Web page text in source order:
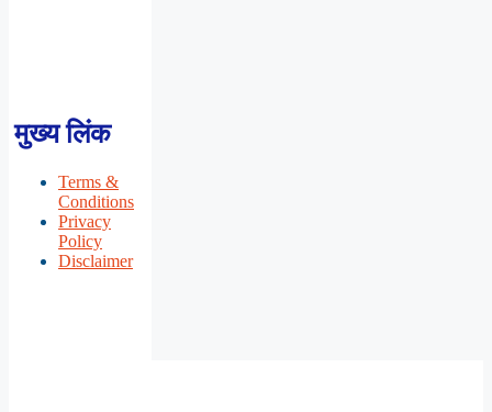
मुख्य लिंक
Terms &
Conditions
Privacy
Policy
Disclaimer